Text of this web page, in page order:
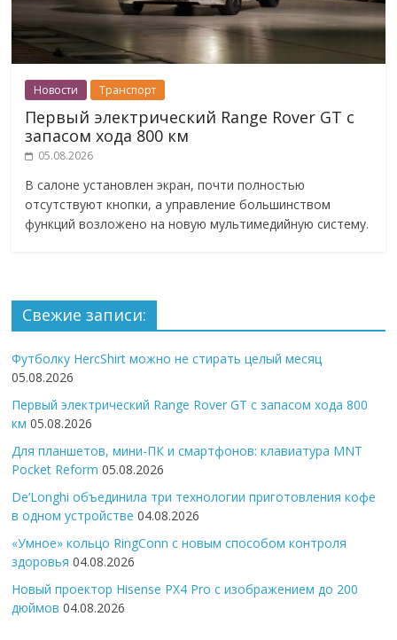
Новости Транспорт
Первый электрический Range Rover GT с
запасом хода 800 км
05.08.2026
В салоне установлен экран, почти полностью
отсутствуют кнопки, а управление большинством
функций возложено на новую мультимедийную систему.
Свежие записи:
Футболку HercShirt можно не стирать целый месяц
05.08.2026
Первый электрический Range Rover GT с запасом хода 800
км 05.08.2026
Для планшетов, мини-ПК и смартфонов: клавиатура MNT
Pocket Reform 05.08.2026
De’Longhi объединила три технологии приготовления кофе
в одном устройстве 04.08.2026
«Умное» кольцо RingConn с новым способом контроля
здоровья 04.08.2026
Новый проектор Hisense PX4 Pro с изображением до 200
дюймов 04.08.2026